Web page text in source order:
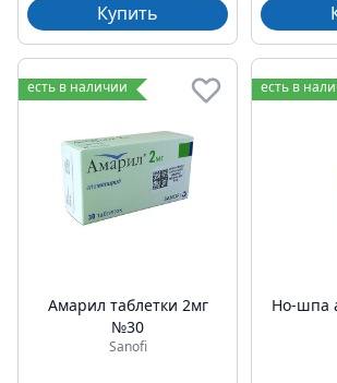
Купить
есть в наличии
Амарил таблетки 2мг
№30
Sanofi
есть в
Но-шпа